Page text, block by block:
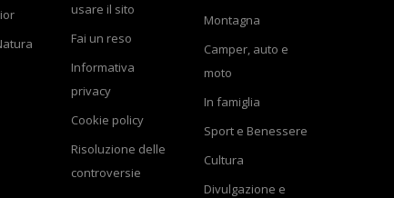
usare il sito
Fai un reso
Informativa
privacy
Cookie policy
Risoluzione delle
controversie
Montagna
Camper, auto e
moto
In famiglia
Sport e Benessere
Cultura
Divulgazione e